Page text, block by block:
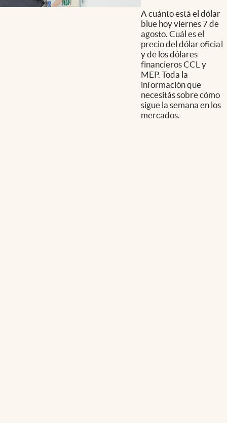
A cuánto está el dólar
blue hoy viernes 7 de
agosto. Cuál es el
precio del dólar oficial
y de los dólares
financieros CCL y
MEP. Toda la
información que
necesitás sobre cómo
sigue la semana en los
mercados.